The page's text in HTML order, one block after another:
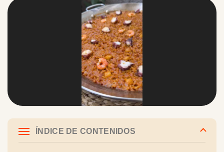
ÍNDICE DE CONTENIDOS